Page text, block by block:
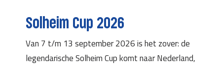
Solheim Cup 2026
Van 7 t/m 13 september 2026 is het zover: de
legendarische Solheim Cup komt naar Nederland,